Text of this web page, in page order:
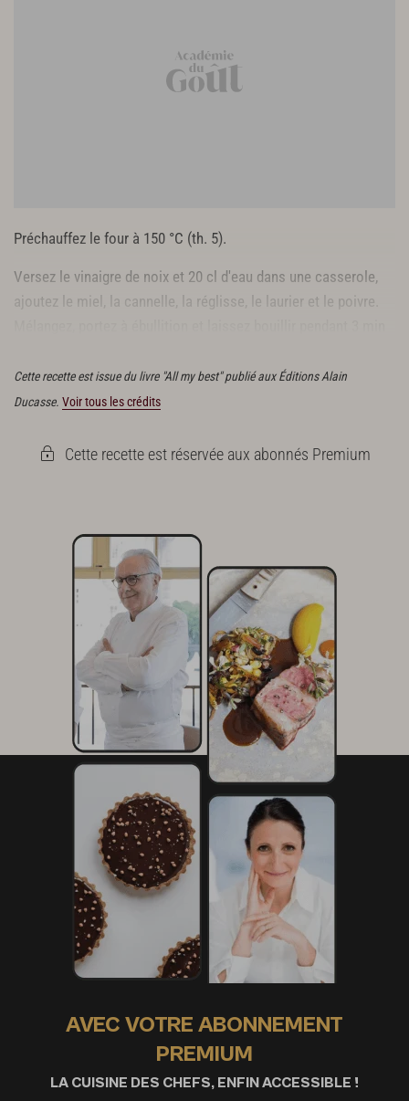
Préchauffez le four à 150 °C (th. 5).
Versez le vinaigre de noix et 20 cl d'eau dans une casserole,
ajoutez le miel, la cannelle, la réglisse, le laurier et le poivre.
Cette recette est issue du livre "All my best" publié aux Éditions Alain
Ducasse. Voir tous les crédits
Cette recette est réservée aux abonnés Premium
AVEC VOTRE ABONNEMENT
PREMIUM
LA CUISINE DES CHEFS, ENFIN ACCESSIBLE !